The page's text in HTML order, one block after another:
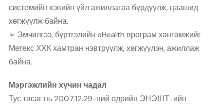
системийн хэвийн үйл ажиллагаа бүрдүүлж, цаашид
хөгжүүлж байна.
➢ Эмчилгээ, бүртгэлийн eHealth програм хангамжийг
Метекс ХХК хамтран нэвтрүүлж, хөгжүүлэн, ажиллаж
байна.
Мэргэжлийн хүчин чадал
Тус тасаг нь 2007.12.29-ний өдрийн ЭНЭШТ-ийн